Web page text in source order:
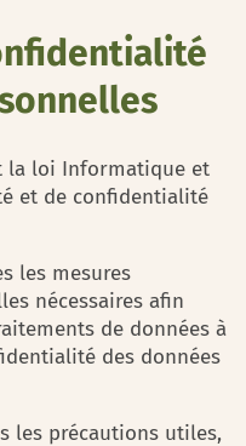
la loi Informatique et
et de confidentialité
les mesures
nécessaires afin
de données à
des données
les précautions utiles,